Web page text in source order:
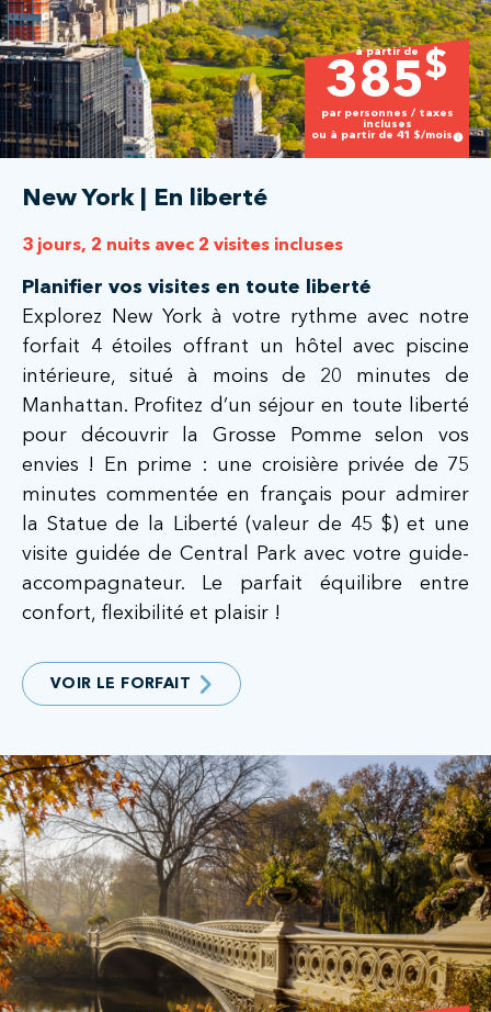
à partir de
385$
par personnes / taxes
incluses
ou à partir de 41 $/mois
New York | En liberté
3 jours, 2 nuits avec 2 visites incluses
Planifier vos visites en toute liberté
Explorez New York à votre rythme avec notre
forfait 4 étoiles offrant un hôtel avec piscine
intérieure, situé à moins de 20 minutes de
Manhattan. Profitez d’un séjour en toute liberté
pour découvrir la Grosse Pomme selon vos
envies ! En prime : une croisière privée de 75
minutes commentée en français pour admirer
la Statue de la Liberté (valeur de 45 $) et une
visite guidée de Central Park avec votre guide-
accompagnateur. Le parfait équilibre entre
confort, flexibilité et plaisir !
VOIR LE FORFAIT